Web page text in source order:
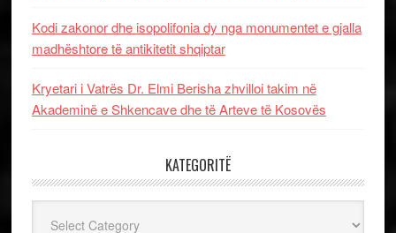
Kodi zakonor dhe isopolifonia dy nga monumentet e gjalla
madhështore të antikitetit shqiptar
Kryetari i Vatrës Dr. Elmi Berisha zhvilloi takim në
Akademinë e Shkencave dhe të Arteve të Kosovës
KATEGORITË